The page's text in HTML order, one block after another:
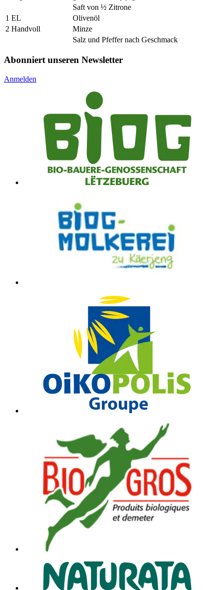
Saft von ½ Zitrone
1 EL
Olivenöl
2 Handvoll
Minze
Salz und Pfeffer nach Geschmack
Abonniert unseren Newsletter
Anmelden